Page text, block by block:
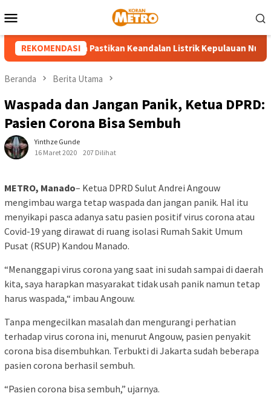
ke
Mobile
REKOMENDASI
UP3 Tahuna Pastikan Keandalan Listrik Kepulauan Nusa
Beranda Berita Utama
Waspada dan Jangan Panik, Ketua DPRD:
Pasien Corona Bisa Sembuh
Yinthze Gunde
16 Maret 2020
207 Dilihat
METRO, Manado– Ketua DPRD Sulut Andrei Angouw
mengimbau warga tetap waspada dan jangan panik. Hal itu
menyikapi pasca adanya satu pasien positif virus corona atau
Covid-19 yang dirawat di ruang isolasi Rumah Sakit Umum
Pusat (RSUP) Kandou Manado.
“Menanggapi virus corona yang saat ini sudah sampai di daerah
kita, saya harapkan masyarakat tidak usah panik namun tetap
harus waspada,“ imbau Angouw.
Tanpa mengecilkan masalah dan mengurangi perhatian
terhadap virus corona ini, menurut Angouw, pasien penyakit
corona bisa disembuhkan. Terbukti di Jakarta sudah beberapa
pasien corona berhasil sembuh.
“Pasien corona bisa sembuh,” ujarnya.